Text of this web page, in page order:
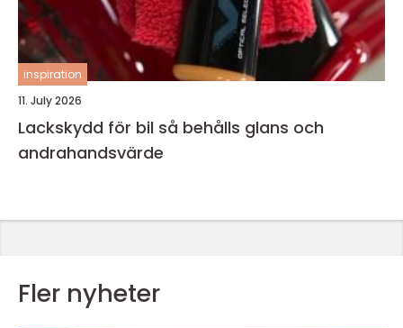
inspiration
11. July 2026
Lackskydd för bil så behålls glans och
andrahandsvärde
Fler nyheter